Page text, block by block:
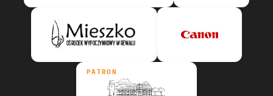
PATRON